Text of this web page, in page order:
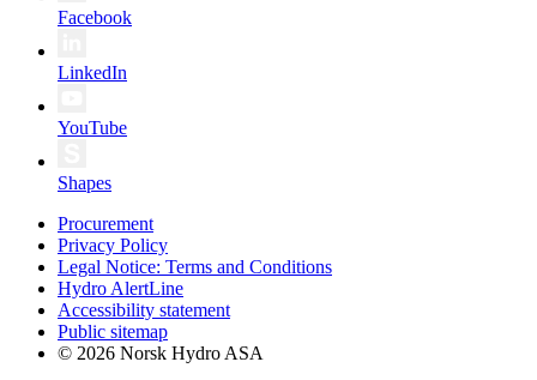
Facebook
LinkedIn
YouTube
Shapes
Procurement
Privacy Policy
Legal Notice: Terms and Conditions
Hydro AlertLine
Accessibility statement
Public sitemap
© 2026 Norsk Hydro ASA